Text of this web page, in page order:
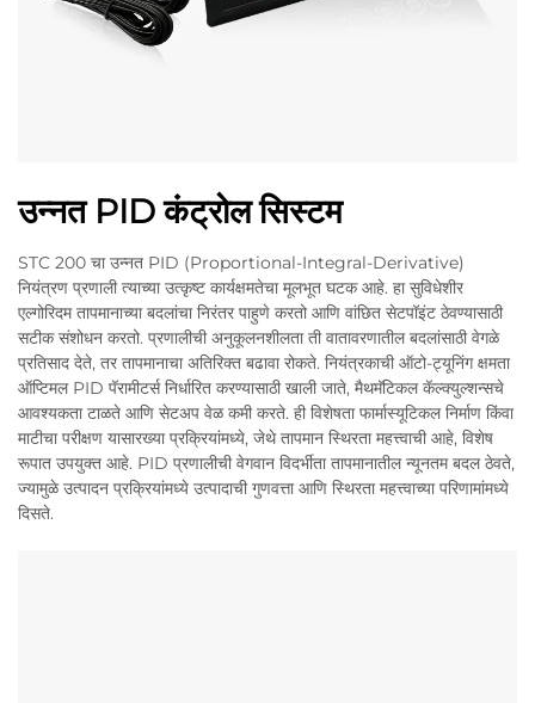
उन्नत PID कंट्रोल सिस्टम
STC 200 चा उन्नत PID (Proportional-Integral-Derivative)
नियंत्रण प्रणाली त्याच्या उत्कृष्ट कार्यक्षमतेचा मूलभूत घटक आहे. हा सुविधेशीर
एल्गोरिदम तापमानाच्या बदलांचा निरंतर पाहुणे करतो आणि वांछित सेटपॉइंट ठेवण्यासाठी
सटीक संशोधन करतो. प्रणालीची अनुकूलनशीलता ती वातावरणातील बदलांसाठी वेगळे
प्रतिसाद देते, तर तापमानाचा अतिरिक्त बढावा रोकते. नियंत्रकाची ऑटो-ट्यूनिंग क्षमता
ऑप्टिमल PID पॅरामीटर्स निर्धारित करण्यासाठी खाली जाते, मैथमॅटिकल कॅल्क्युल्शन्सचे
आवश्यकता टाळते आणि सेटअप वेळ कमी करते. ही विशेषता फार्मास्यूटिकल निर्माण किंवा
माटीचा परीक्षण यासारख्या प्रक्रियांमध्ये, जेथे तापमान स्थिरता महत्त्वाची आहे, विशेष
रूपात उपयुक्त आहे. PID प्रणालीची वेगवान विदर्भीता तापमानातील न्यूनतम बदल ठेवते,
ज्यामुळे उत्पादन प्रक्रियांमध्ये उत्पादाची गुणवत्ता आणि स्थिरता महत्त्वाच्या परिणामांमध्ये
दिसते.